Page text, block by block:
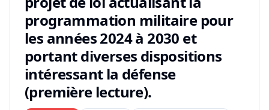
programmation militaire pour
les années 2024 à 2030 et
portant diverses dispositions
intéressant la défense
(première lecture).